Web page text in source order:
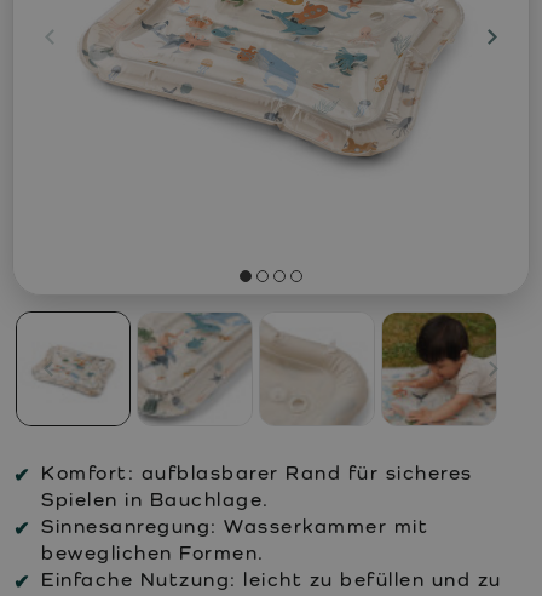
Komfort: aufblasbarer Rand für sicheres
Spielen in Bauchlage.
Sinnesanregung: Wasserkammer mit
beweglichen Formen.
Einfache Nutzung: leicht zu befüllen und zu